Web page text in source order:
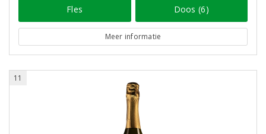
Fles Doos (6)
Meer informatie
11